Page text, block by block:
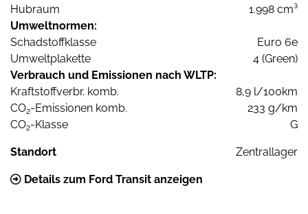
Hubraum
1.998 cm³
Umweltnormen:
Schadstoffklasse
Euro 6e
Umweltplakette
4 (Green)
Verbrauch und Emissionen nach WLTP:
Kraftstoffverbr. komb.
8,9 l/100km
CO2-Emissionen komb.
233 g/km
CO2-Klasse G
Standort Zentrallager
Details zum Ford Transit anzeigen